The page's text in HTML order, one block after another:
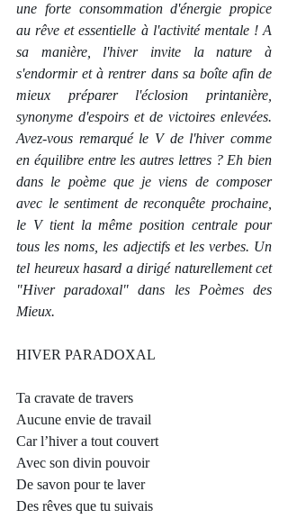
une forte consommation d'énergie propice
au rêve et essentielle à l'activité mentale ! A
sa manière, l'hiver invite la nature à
s'endormir et à rentrer dans sa boîte afin de
mieux préparer l'éclosion printanière,
synonyme d'espoirs et de victoires enlevées.
Avez-vous remarqué le V de l'hiver comme
en équilibre entre les autres lettres ? Eh bien
dans le poème que je viens de composer
avec le sentiment de reconquête prochaine,
le V tient la même position centrale pour
tous les noms, les adjectifs et les verbes. Un
tel heureux hasard a dirigé naturellement cet
"Hiver paradoxal" dans les Poèmes des
Mieux.
HIVER PARADOXAL
Ta cravate de travers
Aucune envie de travail
Car l’hiver a tout couvert
Avec son divin pouvoir
De savon pour te laver
Des rêves que tu suivais